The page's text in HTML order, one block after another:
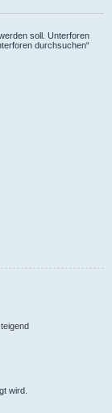
soll. Unterforen
durchsuchen“
wird.